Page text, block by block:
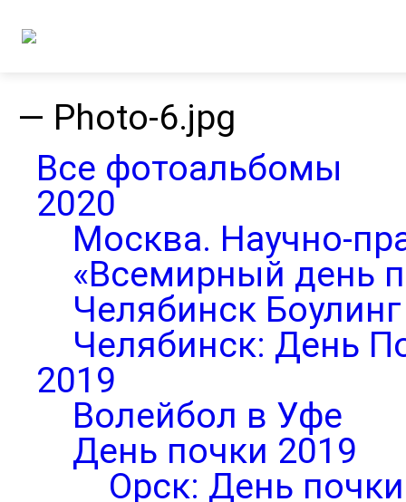
— Photo-6.jpg
Все фотоальбомы
2020
Москва. Научно-
«Всемирный день
Челябинск
Челябинск: День
2019
Волейбол в Уфе
День почки 2019
Орск: День почки